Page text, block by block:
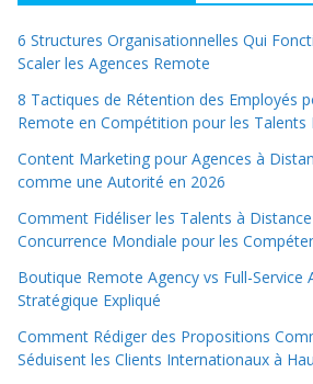
6 Structures Organisationnelles Qui
Scaler les Agences Remote
8 Tactiques de Rétention des Employés
Remote en Compétition pour les Talents
Content Marketing pour Agences à
comme une Autorité en 2026
Comment Fidéliser les Talents à
Concurrence Mondiale pour les
Boutique Remote Agency vs Full-Service
Stratégique Expliqué
Comment Rédiger des Propositions
Séduisent les Clients Internationaux à